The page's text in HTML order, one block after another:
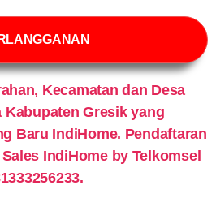
Kecamatan dan Desa
Kabupaten Gresik yang
Baru IndiHome. Pendaftaran
IndiHome by Telkomsel